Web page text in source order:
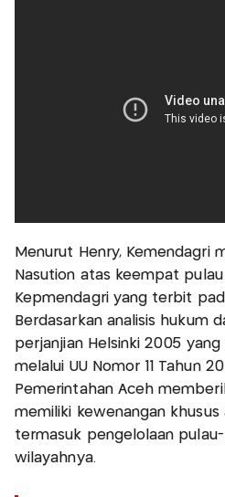
Menurut Henry, Kemendagri
Nasution atas keempat
Kepmendagri yang terbit
Berdasarkan analisis hukum
perjanjian Helsinki 2005
melalui UU Nomor 11 Tahun
Pemerintahan Aceh
memiliki kewenangan khusus
termasuk pengelolaan
wilayahnya.